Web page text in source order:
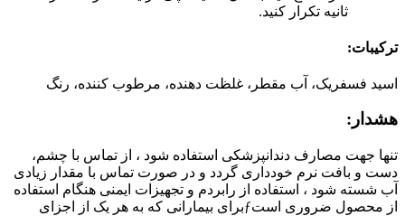
ثانیه تکرار کنید.
ترکیبات:
اسید فسفریک، آب مقطر، غلظت دهنده، مرطوب کننده، رنگ
هشدار:
تنها جهت مصارف دندانپزشکی استفاده شود ، از تماس با چشم،
دست و بافت نرم خودداری گردد و در صورت تماس با مقدار زیادی
آب شسته شود ، استفاده از رابردم و تجهیزات ایمنی هنگام استفاده
از محصول ضروری استƒبرای بیمارانی که به هر یک از اجزای